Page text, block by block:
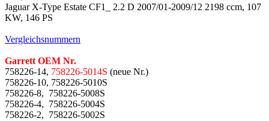
Jaguar X-Type Estate CF1_ 2.2 D 2007/01-2009/12 2198 ccm, 107
KW, 146 PS
Vergleichsnummern
Garrett OEM Nr.
758226-14, 758226-5014S (neue Nr.)
758226-10, 758226-5010S
758226-8, 758226-5008S
758226-4, 758226-5004S
758226-2, 758226-5002S